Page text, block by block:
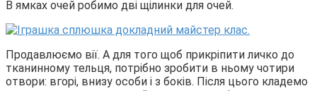
В ямках очей робимо дві щілинки для очей.
Продавлюємо вії. А для того щоб прикріпити личко до
тканинному тельця, потрібно зробити в ньому чотири
отвори: вгорі, внизу особи і з боків. Після цього кладемо